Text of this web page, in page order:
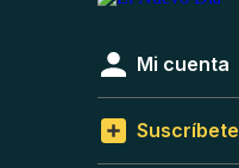
Mi cuenta
Suscríbete